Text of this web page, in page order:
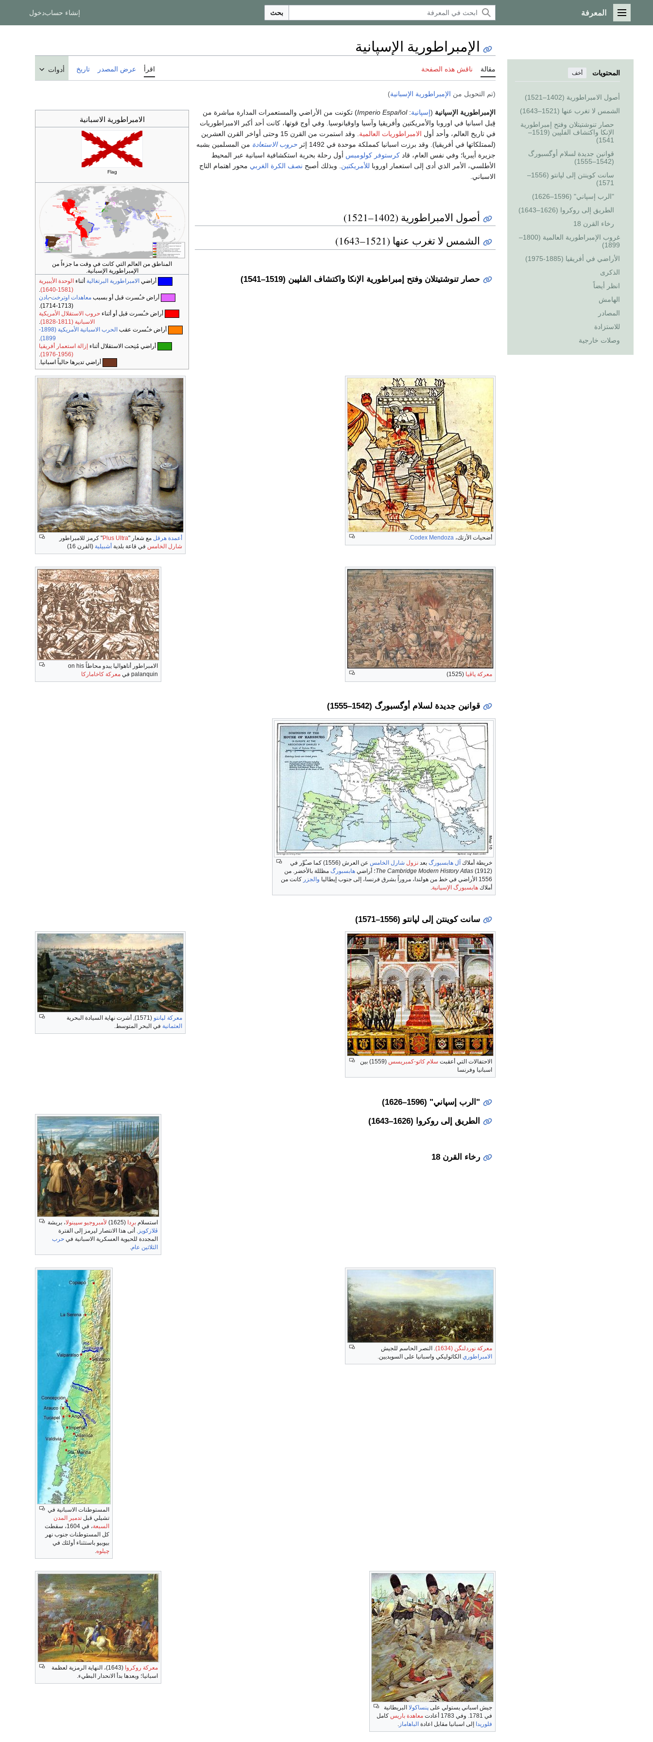
القائمة الرئيسية
المعرفة بحث إنشاء حسابدخول
المحتويات أخف
أصول الامبراطورية (1402–1521)
الشمس لا تغرب عنها (1521–1643)
حصار تنوشتيتلان وفتح إمبراطورية
الإنكا واكتشاف الفلپين (1519–
1541)
قوانين جديدة لسلام أوگسبورگ
(1542–1555)
سانت كوينتن إلى لپانتو (1556–
1571)
"الرب إسپاني" (1596–1626)
الطريق إلى روكروا (1626–1643)
رخاء القرن 18
غروب الإمبراطورية العالمية (1800–
1899)
الأراضي في أفريقيا (1885-1975)
الذكرى
انظر أيضاً
الهامش
المصادر
للاستزادة
وصلات خارجية
الإمبراطورية الإسپانية
مقالة ناقش هذه الصفحة اقرأ عرض المصدر تاريخ أدوات
(تم التحويل من الإمبراطورية الإسبانية)
الامبراطورية الاسبانية
Flag
المناطق من العالم التي كانت في وقت ما جزءاً من
الإمبراطورية الإسبانية.
أراضي الامبراطورية البرتغالية أثناء الوحدة الأيبيرية
(1581-1640)
.
أراض خـُسرت قبل أو بسبب معاهدات اوترخت-بادن
(1713-1714).
أراض خـُسرت قبل أو أثناء حروب الاستقلال الأمريكية
الاسبانية (1811-1828)
.
أراض خـُسرت عقب
الحرب الاسبانية الأمريكية (1898-
1899)
.
أراضي مُنِحت الاستقلال أثناء إزالة استعمار أفريقيا
(1956-1976)
.
أراضي تديرها حالياً اسبانيا.
الإمبراطورية الإسپانية (إسپانية:
Imperio Español) تكونت من الأراضي والمستعمرات المدارة مباشرة من
قِبل اسبانيا في اوروبا والأمريكتين وأفريقيا وآسيا واوقيانوسيا. وفي أوج قوتها، كانت أحد أكبر الامبراطوريات
في تاريخ العالم، وأحد أول الامبراطوريات العالمية
. وقد استمرت من القرن 15 وحتى أواخر القرن العشرين
(لممتلكاتها في أفريقيا). وقد برزت اسبانيا كمملكة موحدة في 1492 إثر
حروب الاستعادة من المسلمين بشبه
جزيرة أيبريا؛ وفي نفس العام، قاد كرستوفر كولومبس أول رحلة بحرية استكشافية اسبانية عبر المحيط
الأطلسي، الأمر الذي أدى إلى استعمار اوروبا للأمريكتين . وبذلك أصبح نصف الكرة الغربي محور اهتمام التاج
الاسباني.
أصول الامبراطورية (1402–1521)
الشمس لا تغرب عنها (1521–1643)
أعمدة هرقل مع شعار "Plus Ultra" كرمز للامبراطور
شارل الخامس في قاعة بلدية أشبيلية (القرن 16)
حصار تنوشتيتلان وفتح إمبراطورية الإنكا واكتشاف الفلپين (1519–1541)
أضحيات الأزتك، Codex Mendoza
.
الامبراطور أتاهوالپا يبدو محاطاً on his
palanquin في
معركة كاخاماركا معركة پاڤيا (1525)
قوانين جديدة لسلام أوگسبورگ (1542–1555)
خريطة أملاك آل هابسبورگ بعد نزول شارل الخامس عن العرش (1556) كما صـُوِّر في
The Cambridge Modern History Atlas (1912)؛ أراضي هابسبورگ مظللة بالأخضر. من
1556 الأراضي في خط من هولندا، مروراً بشرق فرنسا، إلى جنوب إيطاليا
والجزر كانت من
أملاك هابسبورگ الإسپانية
سانت كوينتن إلى لپانتو (1556–1571)
الاحتفالات التي أعقبت سلام كاتو-كمبريسس
(1559) بين
اسبانيا وفرنسا
معركة لپانتو (1571), أشرت نهاية السيادة البحرية
العثمانية في البحر المتوسط.
"الرب إسپاني" (1596–1626)
استسلام برِدا (1625) لأمبروجيو سپينولا، بريشة
ڤلازكويز . أتى هذا الانتصار ليرمز إلى الفترة
المجددة للحيوية العسكرية الاسبانية في حرب
الثلاثين عام.
المستوطنات الاسبانية في
تشيلي قبل تدمير المدن
السبعة
، في 1604، سقطت
كل المستوطنات جنوب نهر
بيوبيو باستثناء أولئك في
چيلوه
الطريق إلى روكروا (1626–1643)
معركة نوردلنگن (1634)
. النصر الحاسم للجيش
الامبراطوري الكاثوليكي واسبانيا على السويديين.
معركة روكروا
(1643)، النهاية الرمزية لعظمة
اسبانيا؛ وبعدها بدأ الانحدار البطيء.
رخاء القرن 18
جيش اسباني يستولي على پنساكولا البريطانية
في 1781. وفي 1783 أعادت
معاهدة باريس كامل
فلوريدا إلى اسبانيا مقابل اعادة الباهاماز